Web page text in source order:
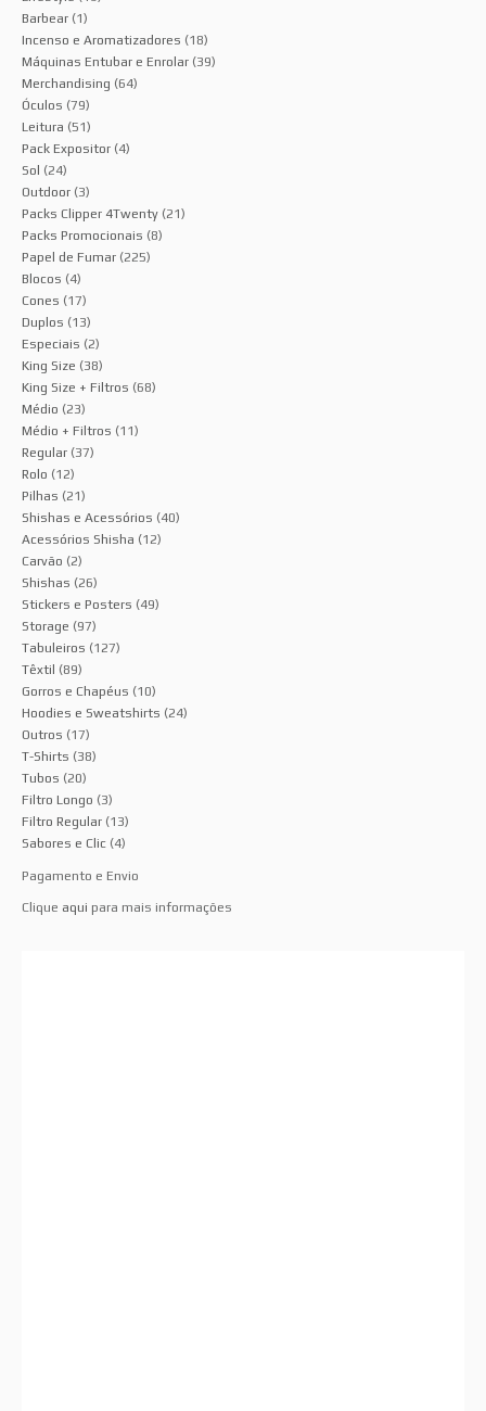
Barbear (1)
Incenso e Aromatizadores (18)
Máquinas Entubar e Enrolar (39)
Merchandising (64)
Óculos (79)
Leitura (51)
Pack Expositor (4)
Sol (24)
Outdoor (3)
Packs Clipper 4Twenty (21)
Packs Promocionais (8)
Papel de Fumar (225)
Blocos (4)
Cones (17)
Duplos (13)
Especiais (2)
King Size (38)
King Size + Filtros (68)
Médio (23)
Médio + Filtros (11)
Regular (37)
Rolo (12)
Pilhas (21)
Shishas e Acessórios (40)
Acessórios Shisha (12)
Carvão (2)
Shishas (26)
Stickers e Posters (49)
Storage (97)
Tabuleiros (127)
Têxtil (89)
Gorros e Chapéus (10)
Hoodies e Sweatshirts (24)
Outros (17)
T-Shirts (38)
Tubos (20)
Filtro Longo (3)
Filtro Regular (13)
Sabores e Clic (4)
Pagamento e Envio
Clique aqui para mais informações